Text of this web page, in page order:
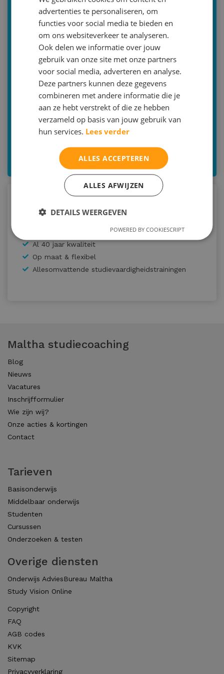
Voorbereidende Brugklas training
Studievaardigheidstrainingen
Motivatietrainingen
Plantrainingen
Toetsstresstrainingen
Examenstresstrainingen
Dyslexie studievaardigheidstrainingen
Faalangstreductietrainingen
Oudertrainingen
Waarom kiezen voor
Al 40 jaar kwaliteit
Op maat & flexibel
Allesomvattende studievaardigheidstrainingen
Maltha studiecoaching
Blog
Nieuws
Vacatures
Inschrijfformulier
Wie zijn wij?
Onze acties & kortingen
Contact
Tarieven
Basisonderwijs
Middelbaar onderwijs
Studenten
Cursussen
Onderzoeken & testen
Overige diensten
Onderwijs AdviesBureau Maltha
Study Vision Online
Copyright
FAQ
AGB codes
KVK
Sitemap
Privacyverklaring
advertenties te personaliseren, om
functies voor social media te bieden en
om ons websiteverkeer te analyseren.
Ook delen we informatie over jouw
gebruik van onze site met onze partners
voor social media, adverteren en analyse.
Deze partners kunnen deze gegevens
combineren met andere informatie die je
aan ze hebt verstrekt of die ze hebben
verzameld op basis van jouw gebruik van
hun services. Lees verder
ALLES ACCEPTEREN
ALLES AFWIJZEN
DETAILS WEERGEVEN
POWERED BY COOKIESCRIPT